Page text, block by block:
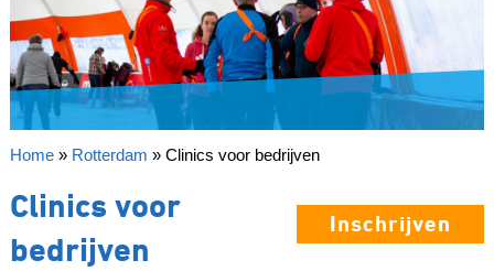
Home» Rotterdam » Clinics voor bedrijven
Inschrijven
Clinics voor
bedrijven